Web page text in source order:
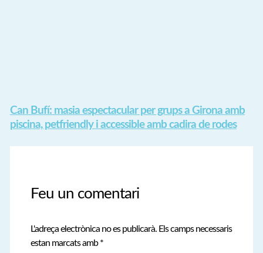
Can Bufí: masia espectacular per grups a Girona amb
piscina, petfriendly i accessible amb cadira de rodes
Feu un comentari
L'adreça electrònica no es publicarà. Els camps necessaris
estan marcats amb*